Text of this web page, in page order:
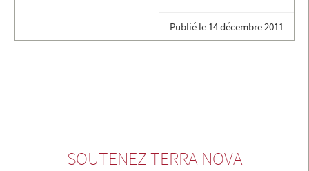
Publié le 14 décembre 2011
SOUTENEZ TERRA NOVA